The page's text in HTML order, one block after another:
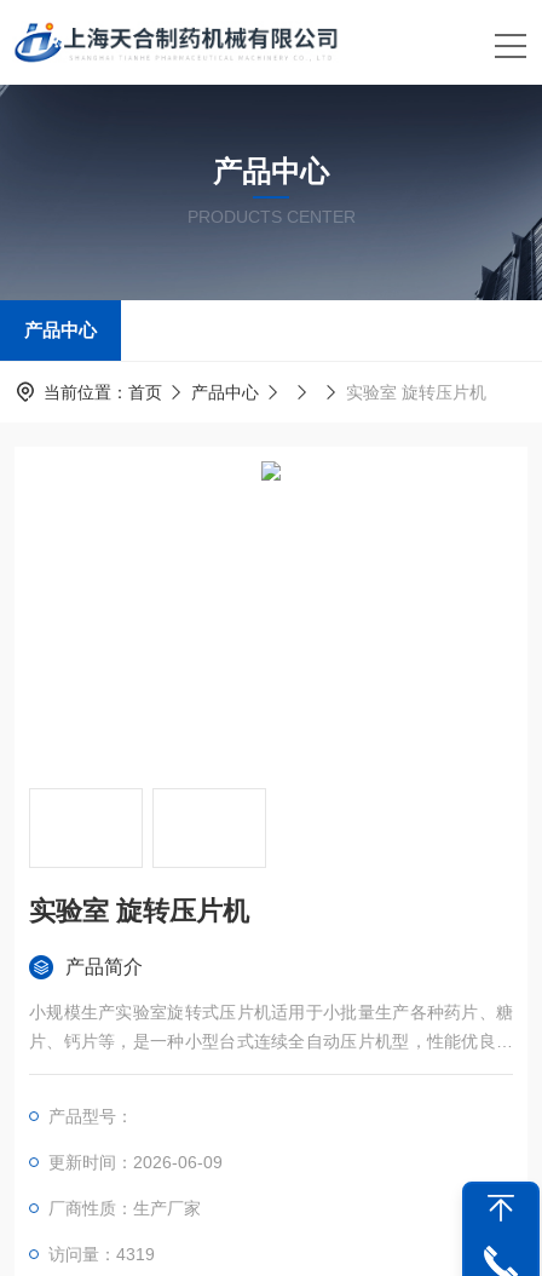
产品中心
PRODUCTS CENTER
产品中心
当前位置： 首页 产品中心 实验室 旋转压片机
实验室 旋转压片机
产品简介
小规模生产实验室旋转式压片机适用于小批量生产各种药片、糖
片、钙片等，是一种小型台式连续全自动压片机型，性能优良，
适应性强，可将颗粒状物料制成直径不大于13mm的圆形，异形
大的客户群体。
产品型号：
更新时间：2026-06-09
厂商性质：生产厂家
访问量：4319